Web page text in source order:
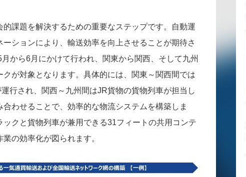
課題を解決するための重要なステップです。自動運
ションにより、輸送効率を向上させることが期待さ
から6月にかけて行われ、関東から関西、そして九州
が対象となります。具体的には、関東～関西間では
行され、関西～九州間はJR貨物の貨物列車が担当し
わせることで、効率的な物流システムを構築しま
クと貨物列車が兼用できる31フィートの共用コンテ
の効率化が図られます。